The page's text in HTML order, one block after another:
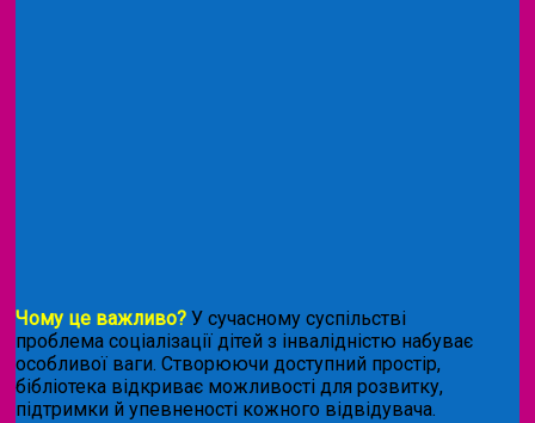
Чому це важливо? У сучасному суспільстві
проблема соціалізації дітей з інвалідністю набуває
особливої ваги. Створюючи доступний простір,
бібліотека відкриває можливості для розвитку,
підтримки й упевненості кожного відвідувача.